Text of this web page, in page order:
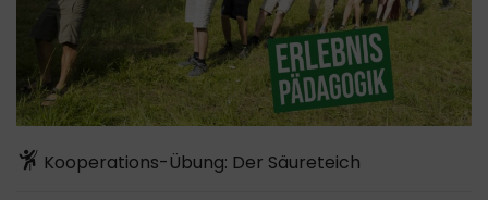
Kooperations-Übung: Der Säureteich